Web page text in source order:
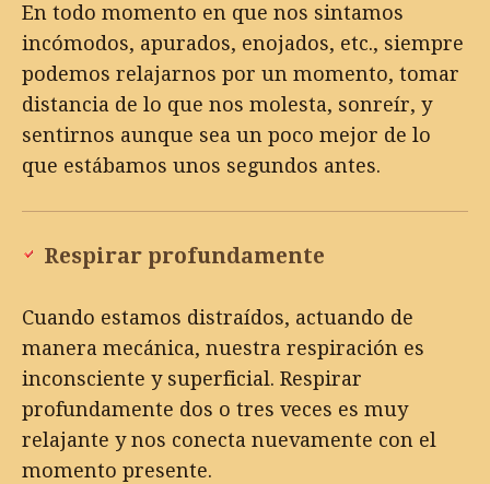
En todo momento en que nos sintamos
incómodos, apurados, enojados, etc., siempre
podemos relajarnos por un momento, tomar
distancia de lo que nos molesta, sonreír, y
sentirnos aunque sea un poco mejor de lo
que estábamos unos segundos antes.
Respirar profundamente
Cuando estamos distraídos, actuando de
manera mecánica, nuestra respiración es
inconsciente y superficial. Respirar
profundamente dos o tres veces es muy
relajante y nos conecta nuevamente con el
momento presente.